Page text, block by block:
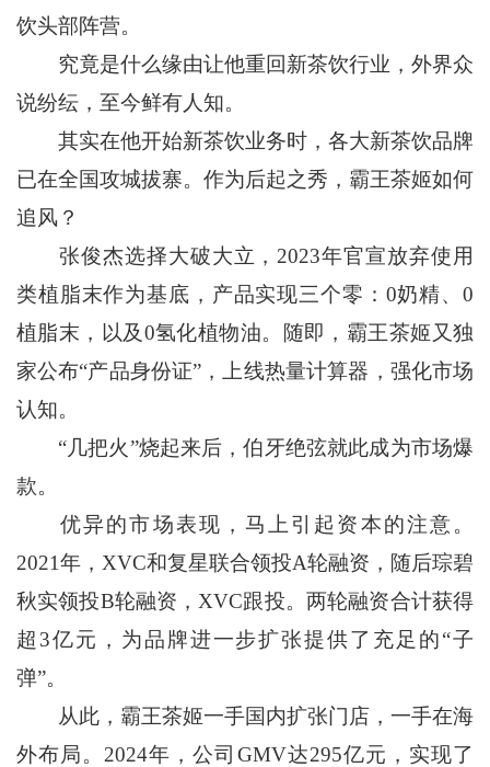
饮头部阵营。
究竟是什么缘由让他重回新茶饮行业，外界众
说纷纭，至今鲜有人知。
其实在他开始新茶饮业务时，各大新茶饮品牌
已在全国攻城拔寨。作为后起之秀，霸王茶姬如何
追风？
张俊杰选择大破大立，2023年官宣放弃使用
类植脂末作为基底，产品实现三个零：0奶精、0
植脂末，以及0氢化植物油。随即，霸王茶姬又独
家公布“产品身份证”，上线热量计算器，强化市场
认知。
“几把火”烧起来后，伯牙绝弦就此成为市场爆
款。
优异的市场表现，马上引起资本的注意。
2021年，XVC和复星联合领投A轮融资，随后琮碧
秋实领投B轮融资，XVC跟投。两轮融资合计获得
超3亿元，为品牌进一步扩张提供了充足的“子
弹”。
从此，霸王茶姬一手国内扩张门店，一手在海
外布局。2024年，公司GMV达295亿元，实现了